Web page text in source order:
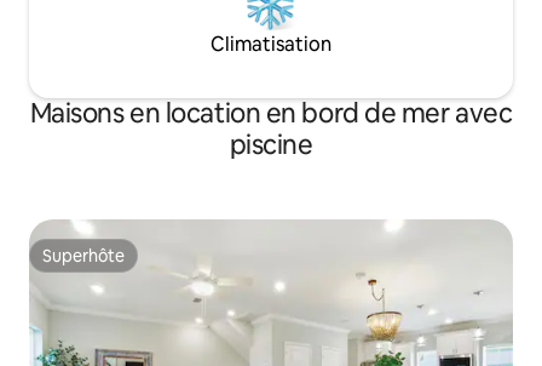
Climatisation
Maisons en location en bord de mer avec
piscine
Superhôte
Superhôte